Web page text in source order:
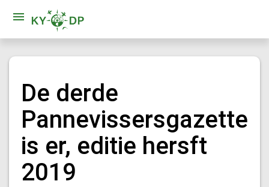
De derde
Pannevissersgazette
is er, editie hersft
2019